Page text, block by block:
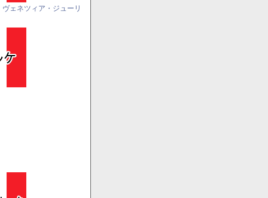
ヴェネツィア・ジューリ